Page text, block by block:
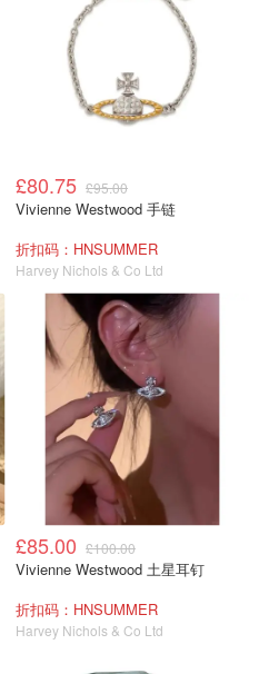
£80.75 £95.00
Vivienne Westwood 手链
折扣码：HNSUMMER
Harvey Nichols & Co Ltd
£85.00 £100.00
Vivienne Westwood 土星耳钉
折扣码：HNSUMMER
Harvey Nichols & Co Ltd